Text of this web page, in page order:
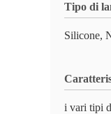
Tipo di
Silicone,
i vari tipi